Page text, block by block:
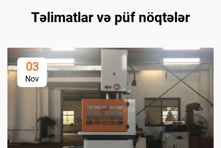
Təlimatlar və püf nöqtələr
03
Nov